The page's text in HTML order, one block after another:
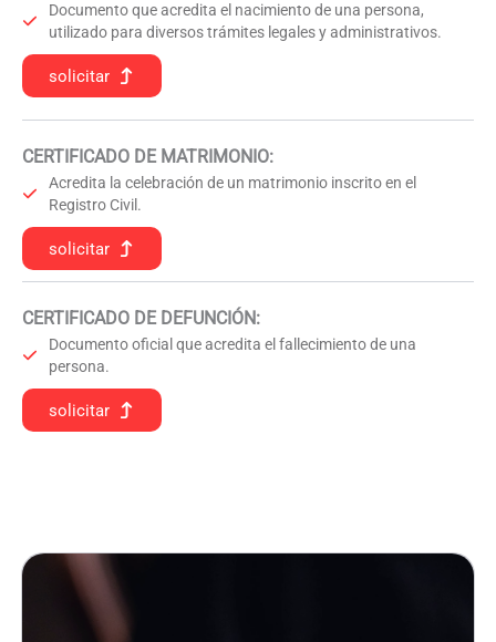
Documento que acredita el nacimiento de una persona,
utilizado para diversos trámites legales y administrativos.
solicitar
CERTIFICADO DE MATRIMONIO:
Acredita la celebración de un matrimonio inscrito en el
Registro Civil.
solicitar
CERTIFICADO DE DEFUNCIÓN:
Documento oficial que acredita el fallecimiento de una
persona.
solicitar